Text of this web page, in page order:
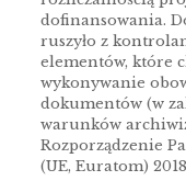
dofinansowania.
ruszyło z
elementów, które
wykonywanie
dokumentów (w
warunków
Rozporządzenie
(UE, Euratom)